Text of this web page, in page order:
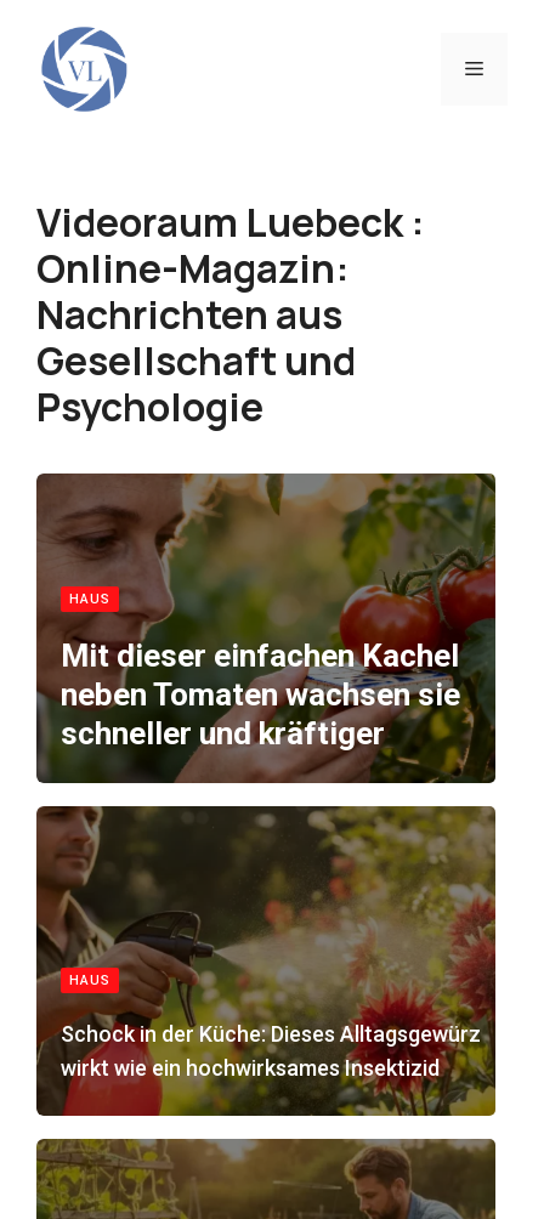
Inhalt
springen
Menü
Videoraum Luebeck :
Online-Magazin:
Nachrichten aus
Gesellschaft und
Psychologie
HAUS
Mit dieser einfachen Kachel
neben Tomaten wachsen sie
schneller und kräftiger
HAUS
Schock in der Küche: Dieses Alltagsgewürz
wirkt wie ein hochwirksames Insektizid